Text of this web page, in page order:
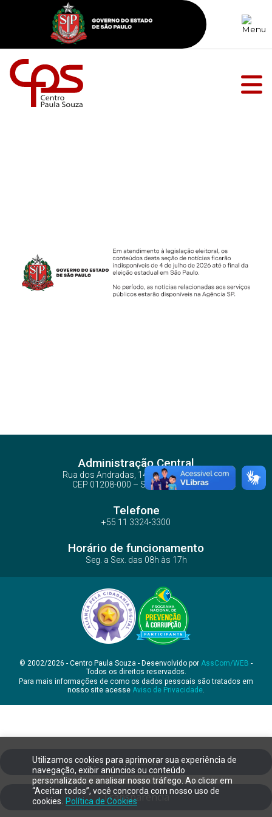
Utilizamos cookies para aprimorar sua experiência de
navegação, exibir anúncios ou conteúdo
personalizado e analisar nosso tráfego. Ao clicar em
“Aceitar todos”, você concorda com nosso uso de
cookies.
Política de Cookies
Administração Central
Rua dos Andradas, 140 - Santa Ifigênia
CEP 01208-000 – São Paulo – SP
Telefone
+55 11 3324-3300
Horário de funcionamento
Seg. a Sex. das 08h às 17h
© 2002/2026 - Centro Paula Souza - Desenvolvido por AssCom/WEB -
Todos os direitos reservados.
Para mais informações de como os dados pessoais são tratados em
nosso site acesse Aviso de Privacidade.
Ouvidoria
Transparência